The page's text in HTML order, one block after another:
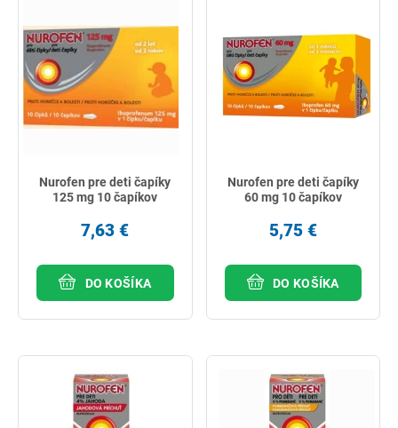
Nurofen pre deti čapíky
125 mg 10 čapíkov
7,63 €
DO KOŠÍKA
Nurofen pre deti čapíky
60 mg 10 čapíkov
5,75 €
DO KOŠÍKA